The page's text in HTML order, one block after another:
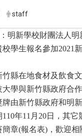
staff
明新學校財團法人明
校學生報名參加2021
竹縣在地食材及飲食
學與新竹縣政府合
由新竹縣政府和明
年11月20日，其它
簡章(報名表)，歡迎相